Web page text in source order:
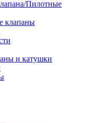
Пилотные
клапаны
и катушки